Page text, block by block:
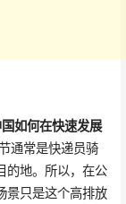
如何在快速发展
通常是快递员骑
的地。所以，在公
景只是这个高排放